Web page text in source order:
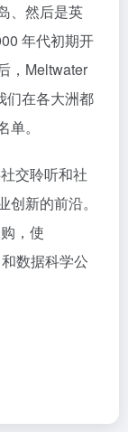
、然后是英
年代初期开
，Meltwater
们在各大洲都
。
交聆听和社
新的前沿。
，使
数据科学公